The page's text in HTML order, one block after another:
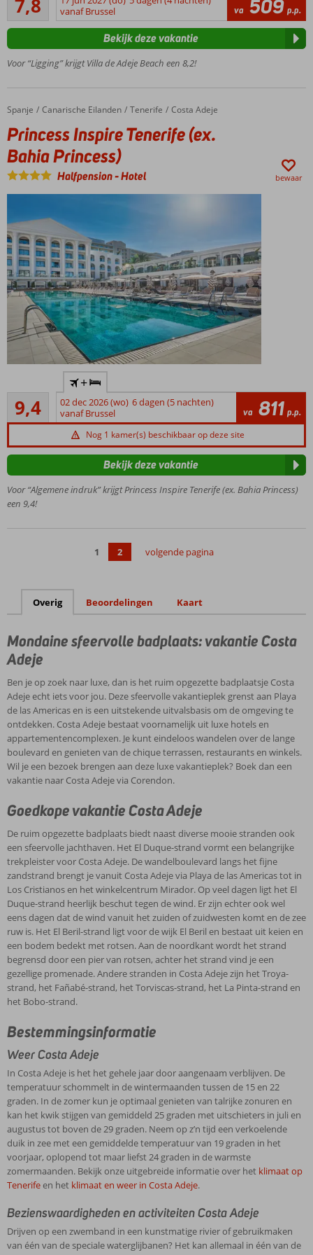
meter van
het
Zwembaden,
jacuzzi
Ruime
7,8
23
beoordelingenvanaf Brussel
va 509 p.p.
Voor “Ligging” krijgt Villa de Adeje Beach een 8,2!
Bekijk deze vakantie
Home
Spanje Canarische Eilanden Tenerife Costa Adeje
Princess Inspire Tenerife (ex. Bahia Princess)
Princess Inspire Tenerife (ex.
Bahia Princess)
Halfpension-Hotel bewaar
steenworp
afstand
van het
zandstrand
Nabij
het
gezellige
Costa
Adeje
zwembaden
Halfpension,
Volpension
Inclusive
9,4
Uitstekend
5
beoordelingen
+
02 dec 2026 (wo) 6 dagen (5 nachten)
vanaf Brussel
va 811 p.p.
Nog 1 kamer(s) beschikbaar op deze site
Voor “Algemene indruk” krijgt Princess Inspire Tenerife (ex. Bahia Princess)
een 9,4!
Bekijk deze vakantie
1 2 volgende pagina
Overig Beoordelingen Kaart
Mondaine sfeervolle badplaats: vakantie Costa
Adeje
Ben je op zoek naar luxe, dan is het ruim opgezette badplaatsje Costa
Adeje echt iets voor jou. Deze sfeervolle vakantieplek grenst aan Playa
de las Americas en is een uitstekende uitvalsbasis om de omgeving te
ontdekken. Costa Adeje bestaat voornamelijk uit luxe hotels en
appartementencomplexen. Je kunt eindeloos wandelen over de lange
boulevard en genieten van de chique terrassen, restaurants en winkels.
Wil je een bezoek brengen aan deze luxe vakantieplek? Boek dan een
vakantie naar Costa Adeje via Corendon.
Goedkope vakantie Costa Adeje
De ruim opgezette badplaats biedt naast diverse mooie stranden ook
een sfeervolle jachthaven. Het El Duque-strand vormt een belangrijke
trekpleister voor Costa Adeje. De wandelboulevard langs het fijne
zandstrand brengt je vanuit Costa Adeje via Playa de las Americas tot in
Los Cristianos en het winkelcentrum Mirador. Op veel dagen ligt het El
Duque-strand heerlijk beschut tegen de wind. Er zijn echter ook wel
eens dagen dat de wind vanuit het zuiden of zuidwesten komt en de zee
ruw is. Het El Beril-strand ligt voor de wijk El Beril en bestaat uit keien en
een bodem bedekt met rotsen. Aan de noordkant wordt het strand
begrensd door een pier van rotsen, achter het strand vind je een
gezellige promenade. Andere stranden in Costa Adeje zijn het Troya-
strand, het Fañabé-strand, het Torviscas-strand, het La Pinta-strand en
het Bobo-strand.
Bestemmingsinformatie
Weer Costa Adeje
In Costa Adeje is het het gehele jaar door aangenaam verblijven. De
temperatuur schommelt in de wintermaanden tussen de 15 en 22
graden. In de zomer kun je optimaal genieten van talrijke zonuren en
kan het kwik stijgen van gemiddeld 25 graden met uitschieters in juli en
augustus tot boven de 29 graden. Neem op z’n tijd een verkoelende
duik in zee met een gemiddelde temperatuur van 19 graden in het
voorjaar, oplopend tot maar liefst 24 graden in de warmste
zomermaanden. Bekijk onze uitgebreide informatie over het klimaat op
Tenerifeen het klimaat en weer in Costa Adeje.
Bezienswaardigheden en activiteiten Costa Adeje
Drijven op een zwemband in een kunstmatige rivier of gebruikmaken
van één van de speciale waterglijbanen? Het kan allemaal in één van de